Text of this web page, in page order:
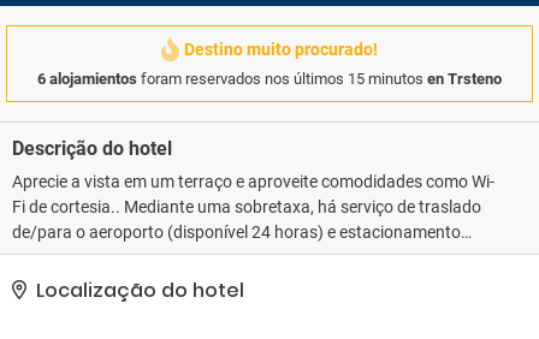
Destino muito procurado!
6 alojamientos foram reservados nos últimos 15 minutos en Trsteno
Descrição do hotel
Aprecie a vista em um terraço e aproveite comodidades como Wi-
Fi de cortesia.. Mediante uma sobretaxa, há serviço de traslado
de/para o aeroporto (disponível 24 horas) e estacionamento
grátis sem manobrista no local..
Localização do hotel